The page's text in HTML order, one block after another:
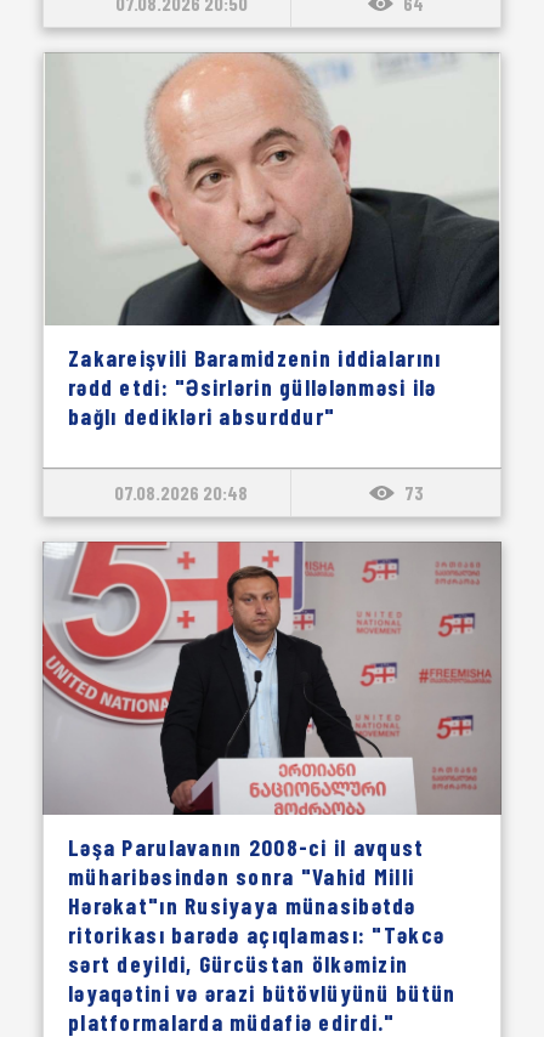
Zakareişvili Baramidzenin iddialarını
rədd etdi: "Əsirlərin güllələnməsi ilə
bağlı dedikləri absurddur"
07.08.2026 20:48 73
Ləşa Parulavanın 2008-ci il avqust
müharibəsindən sonra "Vahid Milli
Hərəkat"ın Rusiyaya münasibətdə
ritorikası barədə açıqlaması: "Təkcə
sərt deyildi, Gürcüstan ölkəmizin
ləyaqətini və ərazi bütövlüyünü bütün
platformalarda müdafiə edirdi."